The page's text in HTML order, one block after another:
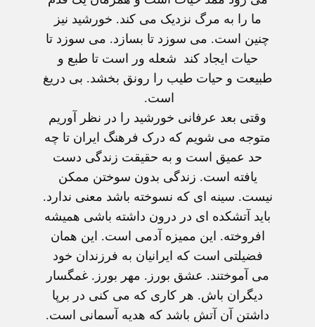
ما را به مرگ نزدیک می کند. خورشید نیز
چنین است. می سوزد تا بسازد. می سوزد تا
حیات ایجاد کند شعله ور است تا طبع و
طبیعت و حیات طیب را رونق بخشد. بی دریغ
است.
وقتی بعد عرفانی خورشید را در نظر آوریم
متوجه می شویم که درک فرهنگ ایران تا چه
حد عمیق است و به حقیقت زندگی دست
یافته است. زندگی بدون سوختن ممکن
نیست. سینه ای که نسوخته باشد معنی ندارد.
باید آتشکده ای در درون داشته باشی همیشه
افروخته. این ممیزه آدمی است. این همان
فضیلتی است که ایرانیان به فرزندان خود
می آموختند. عشق بورز. مهر بورز. غمگسار
دیگران باش. هر کاری که می کنی در برپا
داشتن آن آتش باشد که هدیه آسمانی است.